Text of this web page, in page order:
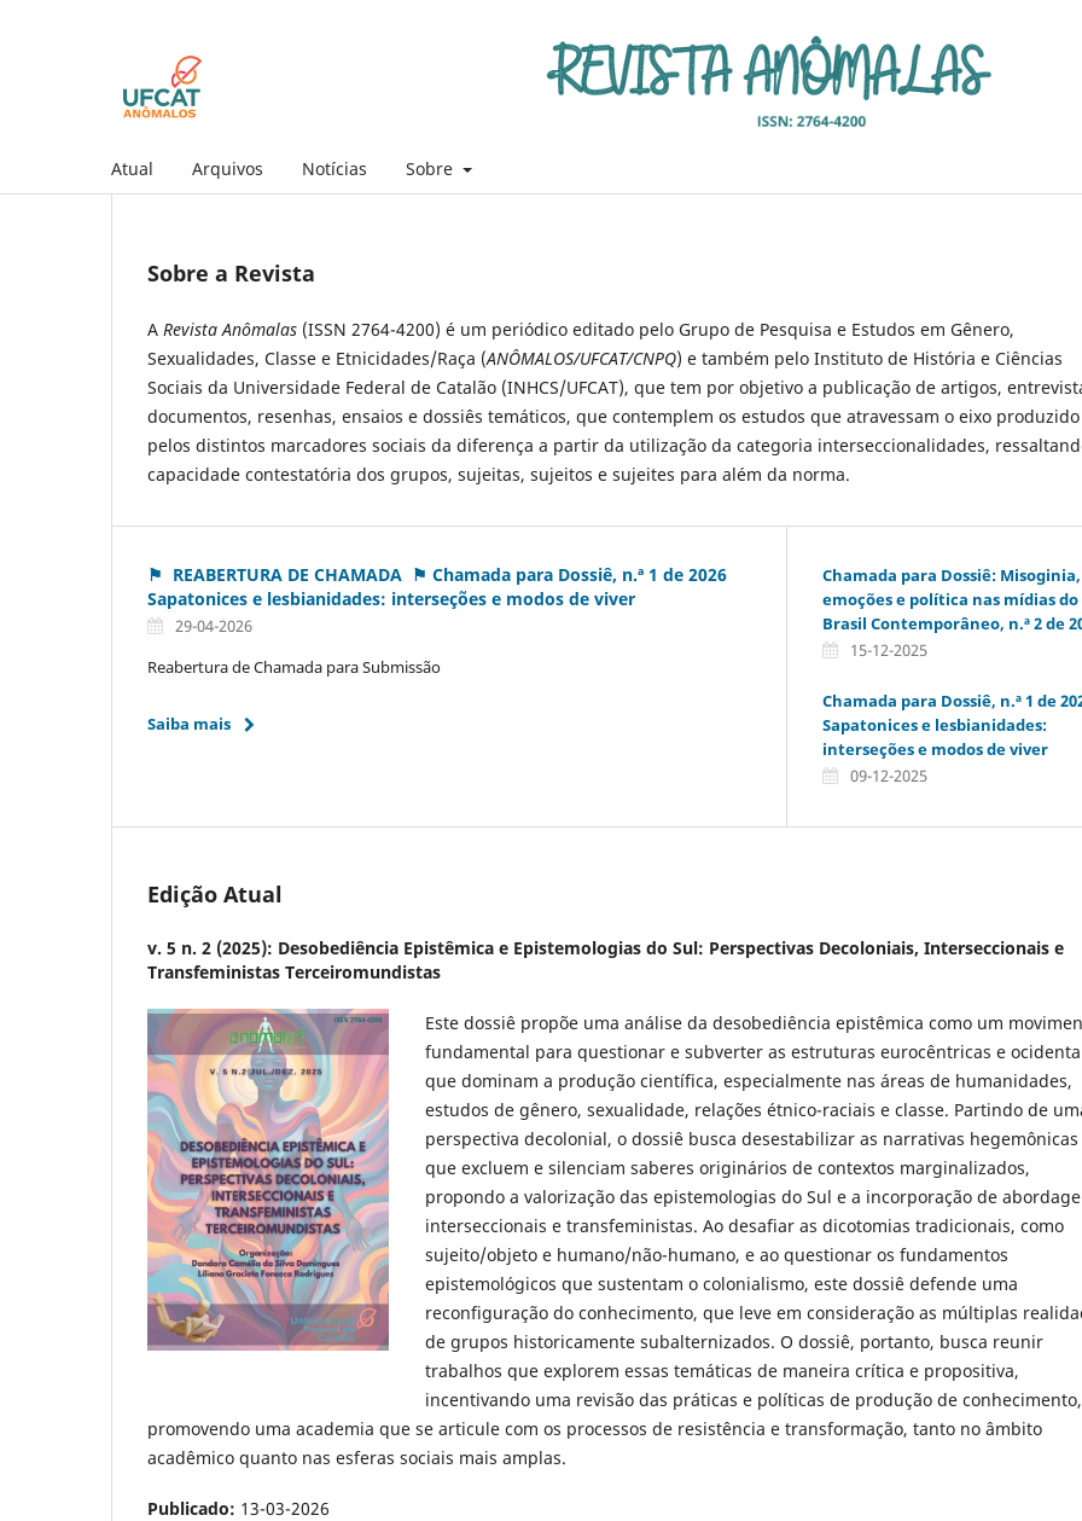
Atual Arquivos Notícias Sobre
Sobre a Revista
A Revista Anômalas (ISSN 2764-4200) é um periódico editado pelo Grupo de Pesquisa e Estudos em Gênero,
Sexualidades, Classe e Etnicidades/Raça (ANÔMALOS/UFCAT/CNPQ) e também pelo Instituto de História e Ciências
Sociais da Universidade Federal de Catalão (INHCS/UFCAT), que tem por objetivo a publicação de artigos,
documentos, resenhas, ensaios e dossiês temáticos, que contemplem os estudos que atravessam o eixo produzido
pelos distintos marcadores sociais da diferença a partir da utilização da categoria interseccionalidades,
capacidade contestatória dos grupos, sujeitas, sujeitos e sujeites para além da norma.
⚑ REABERTURA DE CHAMADA ⚑ Chamada para Dossiê, n.ª 1 de 2026
Sapatonices e lesbianidades: interseções e modos de viver
29-04-2026
Reabertura de Chamada para Submissão
Saiba mais
Chamada para Dossiê: Misoginia,
emoções e política nas mídias do
Brasil Contemporâneo, n.ª 2 de
15-12-2025
Chamada para Dossiê, n.ª 1 de
Sapatonices e lesbianidades:
interseções e modos de viver
09-12-2025
Edição Atual
v. 5 n. 2 (2025): Desobediência Epistêmica e Epistemologias do Sul: Perspectivas Decoloniais, Interseccionais e
Transfeministas Terceiromundistas
Este dossiê propõe uma análise da desobediência epistêmica como um
fundamental para questionar e subverter as estruturas eurocêntricas e
que dominam a produção científica, especialmente nas áreas de humanidades,
estudos de gênero, sexualidade, relações étnico-raciais e classe. Partindo de
perspectiva decolonial, o dossiê busca desestabilizar as narrativas hegemônicas
que excluem e silenciam saberes originários de contextos marginalizados,
propondo a valorização das epistemologias do Sul e a incorporação de
interseccionais e transfeministas. Ao desafiar as dicotomias tradicionais, como
sujeito/objeto e humano/não-humano, e ao questionar os fundamentos
epistemológicos que sustentam o colonialismo, este dossiê defende uma
reconfiguração do conhecimento, que leve em consideração as múltiplas
de grupos historicamente subalternizados. O dossiê, portanto, busca reunir
trabalhos que explorem essas temáticas de maneira crítica e propositiva,
incentivando uma revisão das práticas e políticas de produção de
promovendo uma academia que se articule com os processos de resistência e transformação, tanto no âmbito
acadêmico quanto nas esferas sociais mais amplas.
Publicado: 13-03-2026